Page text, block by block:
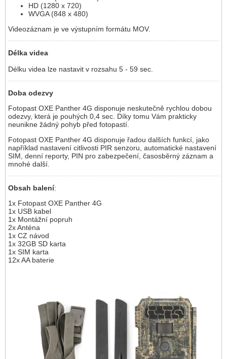
HD (1280 x 720)
WVGA (848 x 480)
Videozáznam je ve výstupním formátu MOV.
Délka videa
Délku videa lze nastavit v rozsahu 5 - 59 sec.
Doba odezvy
Fotopast OXE Panther 4G disponuje neskutečně rychlou dobou
odezvy, která je pouhých 0,4 sec. Díky tomu Vám prakticky
neunikne žádný pohyb před fotopastí.
Fotopast OXE Panther 4G disponuje řadou dalších funkcí, jako
například nastavení citlivosti PIR senzoru, automatické nastavení
SIM, denní reporty, PIN pro zabezpečení, časosběrný záznam a
mnohé další.
Obsah balení:
1x Fotopast OXE Panther 4G
1x USB kabel
1x Montážní popruh
2x Anténa
1x CZ návod
1x 32GB SD karta
1x SIM karta
12x AA baterie